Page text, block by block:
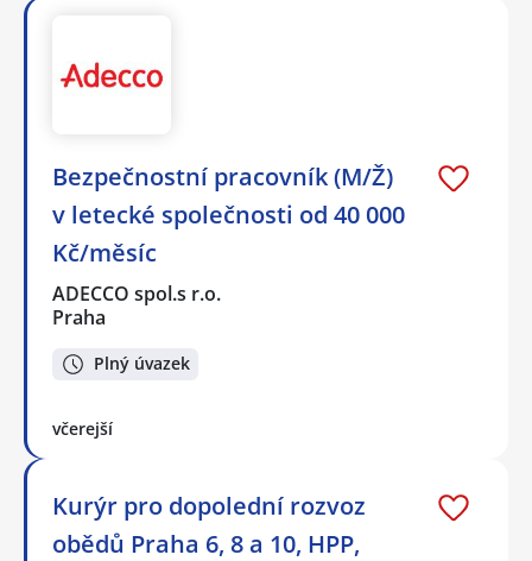
Bezpečnostní pracovník (M/Ž)
v letecké společnosti od 40 000
Kč/měsíc
ADECCO spol.s r.o.
Praha
Plný úvazek
včerejší
Kurýr pro dopolední rozvoz
obědů Praha 6, 8 a 10, HPP,